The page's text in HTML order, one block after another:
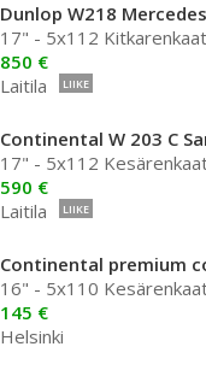
Dunlop W218
17" - 5x112
850 €
Laitila
LIIKE
Continental W 203 C
17" - 5x112
590 €
Laitila
LIIKE
Continental premium
16" - 5x110
145 €
Helsinki